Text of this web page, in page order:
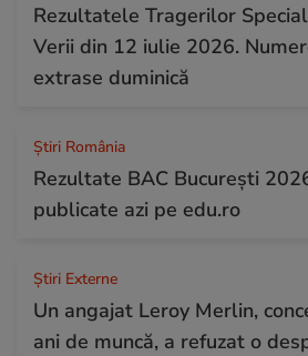
Rezultatele Tragerilor
Verii din 12 iulie 2026.
extrase duminică
Știri România
Rezultate BAC București
publicate azi pe edu.ro
Știri Externe
Un angajat Leroy Merlin,
ani de muncă, a refuzat o